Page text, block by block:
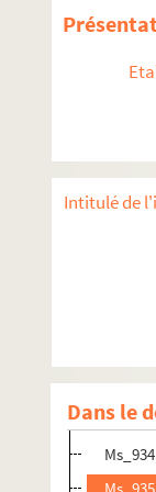
Intitulé de
Dans le